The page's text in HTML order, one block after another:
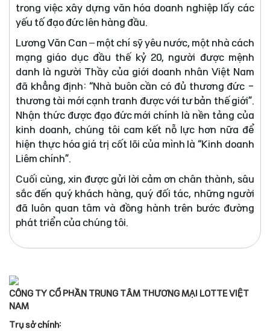
trong việc xây dựng văn hóa doanh nghiệp lấy các
yếu tố đạo đức lên hàng đầu.
Lương Văn Can – một chí sỹ yêu nước, một nhà cách
mạng giáo dục đầu thế kỷ 20, người được mệnh
danh là người Thầy của giới doanh nhân Việt Nam
đã khẳng định: “Nhà buôn cần có đủ thương đức -
thương tài mới cạnh tranh được với tư bản thế giới”.
Nhận thức được đạo đức mới chính là nền tảng của
kinh doanh, chúng tôi cam kết nỗ lực hơn nữa để
hiện thực hóa giá trị cốt lõi của mình là “Kinh doanh
Liêm chính”.
Cuối cùng, xin được gửi lời cảm ơn chân thành, sâu
sắc đến quý khách hàng, quý đối tác, những người
đã luôn quan tâm và đồng hành trên bước đường
phát triển của chúng tôi.
CÔNG TY CỔ PHẦN TRUNG TÂM THƯƠNG MẠI LOTTE VIỆT
NAM
Trụ sở chính: